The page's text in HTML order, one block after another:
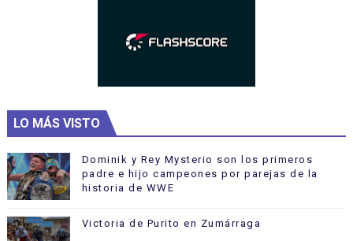
LO MÁS VISTO
Dominik y Rey Mysterio son los primeros
padre e hijo campeones por parejas de la
historia de WWE
Victoria de Purito en Zumárraga